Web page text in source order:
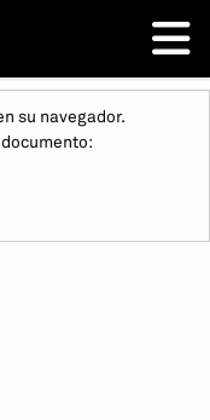
su navegador.